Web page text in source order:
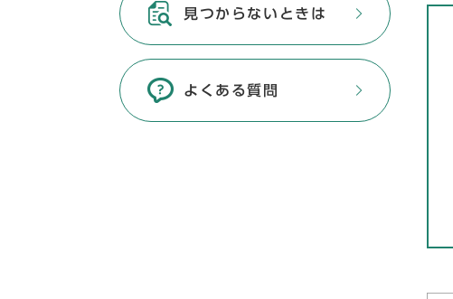
見つからないときは
よくある質問